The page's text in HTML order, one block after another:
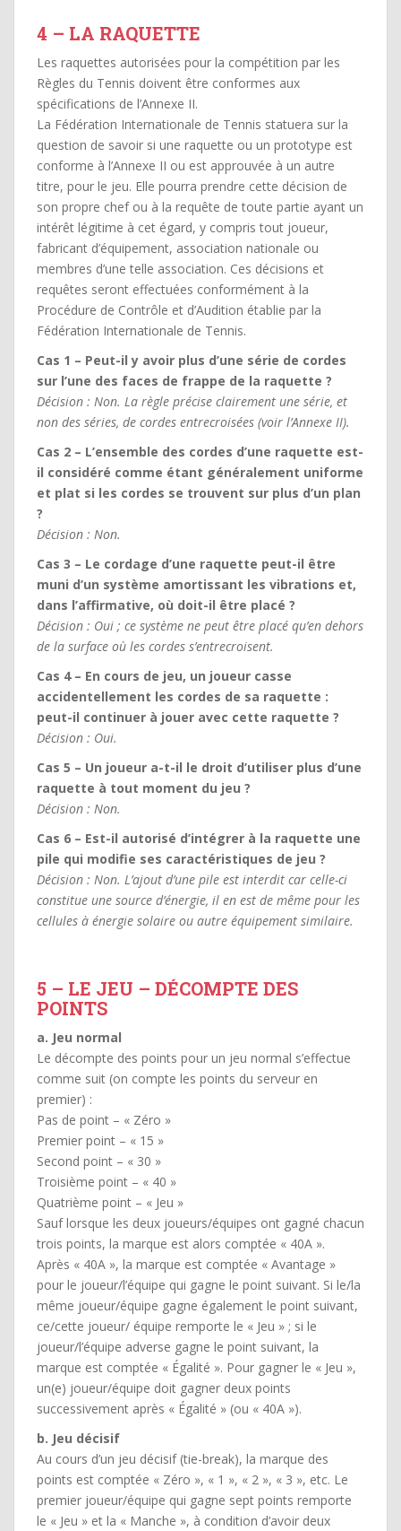
4 – LA RAQUETTE
Les raquettes autorisées pour la compétition par les
Règles du Tennis doivent être conformes aux
spécifications de l’Annexe II.
La Fédération Internationale de Tennis statuera sur la
question de savoir si une raquette ou un prototype est
conforme à l’Annexe II ou est approuvée à un autre
titre, pour le jeu. Elle pourra prendre cette décision de
son propre chef ou à la requête de toute partie ayant un
intérêt légitime à cet égard, y compris tout joueur,
fabricant d’équipement, association nationale ou
membres d’une telle association. Ces décisions et
requêtes seront effectuées conformément à la
Procédure de Contrôle et d’Audition établie par la
Fédération Internationale de Tennis.
Cas 1 – Peut-il y avoir plus d’une série de cordes
sur l’une des faces de frappe de la raquette ?
Décision : Non. La règle précise clairement une série, et
non des séries, de cordes entrecroisées (voir l’Annexe II).
Cas 2 – L’ensemble des cordes d’une raquette est-
il considéré comme étant généralement uniforme
et plat si les cordes se trouvent sur plus d’un plan
?
Décision : Non.
Cas 3 – Le cordage d’une raquette peut-il être
muni d’un système amortissant les vibrations et,
dans l’affirmative, où doit-il être placé ?
Décision : Oui ; ce système ne peut être placé qu’en dehors
de la surface où les cordes s’entrecroisent.
Cas 4 – En cours de jeu, un joueur casse
accidentellement les cordes de sa raquette :
peut-il continuer à jouer avec cette raquette ?
Décision : Oui.
Cas 5 – Un joueur a-t-il le droit d’utiliser plus d’une
raquette à tout moment du jeu ?
Décision : Non.
Cas 6 – Est-il autorisé d’intégrer à la raquette une
pile qui modifie ses caractéristiques de jeu ?
Décision : Non. L’ajout d’une pile est interdit car celle-ci
constitue une source d’énergie, il en est de même pour les
cellules à énergie solaire ou autre équipement similaire.
5 – LE JEU – DÉCOMPTE DES
POINTS
a. Jeu normal
Le décompte des points pour un jeu normal s’effectue
comme suit (on compte les points du serveur en
premier) :
Pas de point – « Zéro »
Premier point – « 15 »
Second point – « 30 »
Troisième point – « 40 »
Quatrième point – « Jeu »
Sauf lorsque les deux joueurs/équipes ont gagné chacun
trois points, la marque est alors comptée « 40A ».
Après « 40A », la marque est comptée « Avantage »
pour le joueur/l’équipe qui gagne le point suivant. Si le/la
même joueur/équipe gagne également le point suivant,
ce/cette joueur/ équipe remporte le « Jeu » ; si le
joueur/l’équipe adverse gagne le point suivant, la
marque est comptée « Égalité ». Pour gagner le « Jeu »,
un(e) joueur/équipe doit gagner deux points
successivement après « Égalité » (ou « 40A »).
b. Jeu décisif
Au cours d’un jeu décisif (tie-break), la marque des
points est comptée « Zéro », « 1 », « 2 », « 3 », etc. Le
premier joueur/équipe qui gagne sept points remporte
le « Jeu » et la « Manche », à condition d’avoir deux